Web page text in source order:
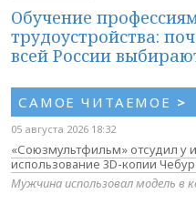
Обучение
трудоустройства:
всей России
САМОЕ ЧИТАЕМОЕ >
05 августа 2026 18:32
«Союзмультфильм» отсудил у
использование 3D-копии
Мужчина использовал модель в